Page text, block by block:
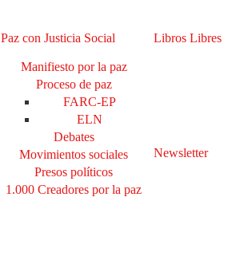
Paz con Justicia Social
Manifiesto por la paz
Proceso de paz
FARC-EP
ELN
Debates
Movimientos sociales
Presos políticos
1.000 Creadores por la paz
Libros Libres
Newsletter